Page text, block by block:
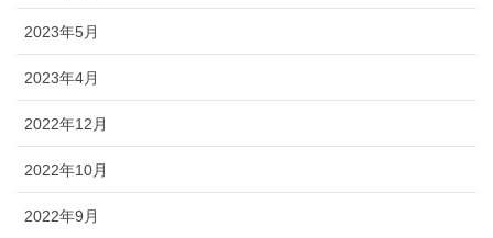
2023年5月
2023年4月
2022年12月
2022年10月
2022年9月